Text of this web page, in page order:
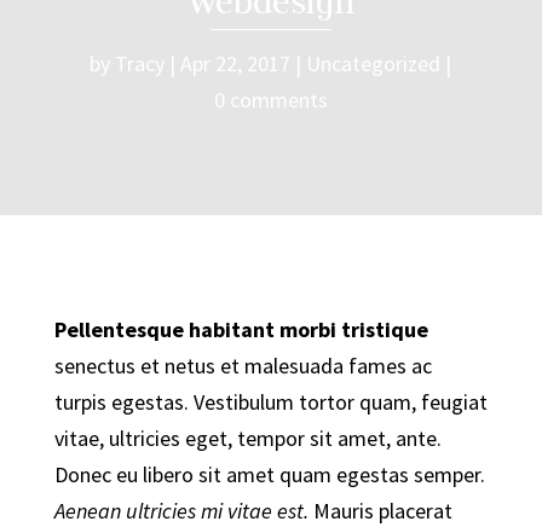
by Tracy Apr 22, 2017
Uncategorized
0 comments
Pellentesque habitant morbi tristique
senectus et netus et malesuada fames ac
turpis egestas. Vestibulum tortor quam, feugiat
vitae, ultricies eget, tempor sit amet, ante.
Donec eu libero sit amet quam egestas semper.
Aenean ultricies mi vitae est. Mauris placerat